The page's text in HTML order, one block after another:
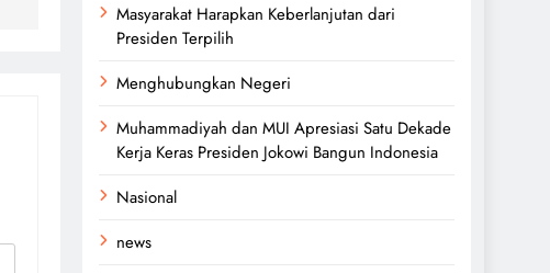
Masyarakat Harapkan Keberlanjutan dari
Presiden Terpilih
Menghubungkan Negeri
Muhammadiyah dan MUI Apresiasi Satu Dekade
Kerja Keras Presiden Jokowi Bangun Indonesia
Nasional
news